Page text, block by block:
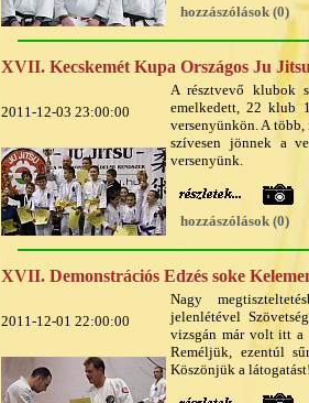
hozzászólások (0)
XVII. Kecskemét Kupa Országos Ju
2011-12-03 23:00:00
A résztvevő klubok
emelkedett, 22 klub
versenyünkön. A több,
szívesen jönnek a
versenyünk.
hozzászólások (0)
XVII. Demonstrációs Edzés soke
2011-12-01 22:00:00
Nagy
jelenlétével
vizsgán már volt itt a
Reméljük, ezentúl
Köszönjük a